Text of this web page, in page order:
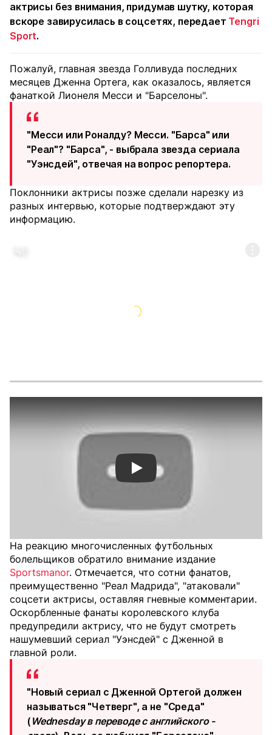
актрисы без внимания, придумав шутку, которая
вскоре завирусилась в соцсетях, передает Tengri
Sport.
Пожалуй, главная звезда Голливуда последних
месяцев Дженна Ортега, как оказалось, является
фанаткой Лионеля Месси и "Барселоны".
"Месси или Роналду? Месси. "Барса" или
"Реал"? "Барса", - выбрала звезда сериала
"Уэнсдей", отвечая на вопрос репортера.
Поклонники актрисы позже сделали нарезку из
разных интервью, которые подтверждают эту
информацию.
Смотреть видео YouTube
На реакцию многочисленных футбольных
болельщиков обратило внимание издание
Sportsmanor. Отмечается, что сотни фанатов,
преимущественно "Реал Мадрида", "атаковали"
соцсети актрисы, оставляя гневные комментарии.
Оскорбленные фанаты королевского клуба
предупредили актрису, что не будут смотреть
нашумевший сериал "Уэнсдей" с Дженной в
главной роли.
"Новый сериал с Дженной Ортегой должен
называться "Четверг", а не "Среда"
( Wednesday в переводе с английского -